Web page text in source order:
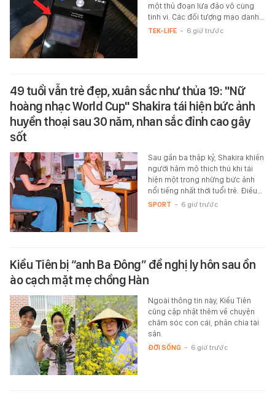
một thủ đoạn lừa đảo vô cùng
tinh vi. Các đối tượng mạo danh…
TEK-LIFE - 6 giờ trước
49 tuổi vẫn trẻ đẹp, xuân sắc như thủa 19: "Nữ
hoàng nhạc World Cup" Shakira tái hiện bức ảnh
huyền thoại sau 30 năm, nhan sắc đỉnh cao gây
sốt
Sau gần ba thập kỷ, Shakira khiến
người hâm mộ thích thú khi tái
hiện một trong những bức ảnh
nổi tiếng nhất thời tuổi trẻ. Điều…
SPORT - 6 giờ trước
Kiều Tiên bị “anh Ba Đông” đề nghị ly hôn sau ồn
ào cạch mặt mẹ chồng Hàn
Ngoài thông tin này, Kiều Tiên
cũng cập nhật thêm về chuyện
chăm sóc con cái, phân chia tài
sản.
ĐỜI SỐNG - 6 giờ trước